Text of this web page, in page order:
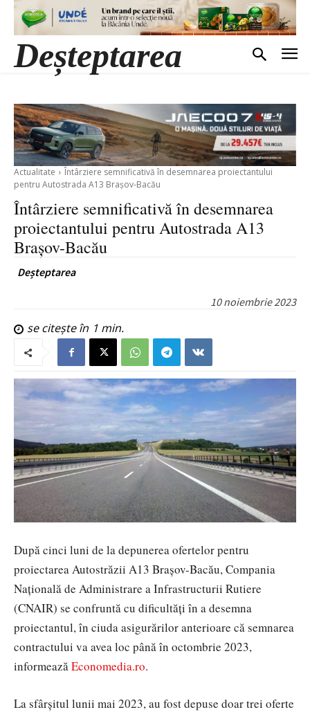
Deșteptarea
Actualitate
Întârziere semnificativă în desemnarea proiectantului
pentru Autostrada A13 Brașov-Bacău
Întârziere semnificativă în desemnarea
proiectantului pentru Autostrada A13
Brașov-Bacău
Deșteptarea
10 noiembrie 2023
se citește în 1 min.
După cinci luni de la depunerea ofertelor pentru
proiectarea Autostrăzii A13 Brașov-Bacău, Compania
Națională de Administrare a Infrastructurii Rutiere
(CNAIR) se confruntă cu dificultăți în a desemna
proiectantul, în ciuda asigurărilor anterioare că semnarea
contractului va avea loc până în octombrie 2023,
informeazăEconomedia.ro.
La sfârșitul lunii mai 2023, au fost depuse doar trei oferte